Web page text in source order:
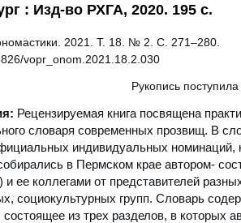
: Изд-во РХГА, 2020. 195 с.
2021. Т. 18. № 2. С. 271–280.
vopr_onom.2021.18.2.030
Рукопись
Рецензируемая книга посвящена
словаря современных прозвищ. В
индивидуальных номинаций,
в Пермском крае автором-
и ее коллегами от представителей
социокультурных групп. Словарь
состоящее из трех разделов, в которых